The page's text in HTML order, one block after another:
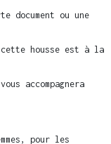
document ou une
housse est à la
accompagnera
pour les